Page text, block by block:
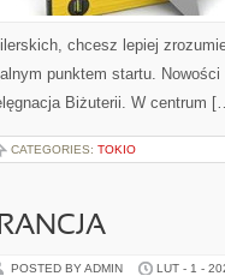
chcesz lepiej
punktem startu.
Biżuterii. W centrum
CATEGORIES: TOKIO
POSTED BY ADMIN LUT - 1 -